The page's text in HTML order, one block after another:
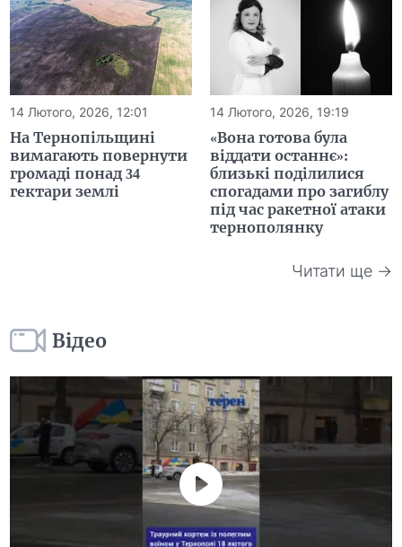
14 Лютого, 2026, 12:01
На Тернопільщині
вимагають повернути
громаді понад 34
гектари землі
14 Лютого, 2026, 19:19
«Вона готова була
віддати останнє»:
близькі поділилися
спогадами про загиблу
під час ракетної атаки
тернополянку
Читати ще →
Відео